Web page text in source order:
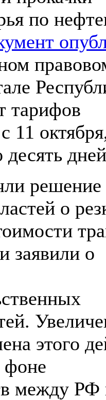
по
тарифов
11
решение
о
заявили о
этого
фоне
между РФ